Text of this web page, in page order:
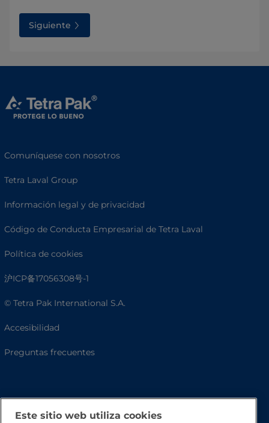
Siguiente
Comuníquese con nosotros
Tetra Laval Group
Información legal y de privacidad
Código de Conducta Empresarial de Tetra Laval
Política de cookies
沪ICP备17056308号-1
© Tetra Pak International S.A.
Accesibilidad
Preguntas frecuentes
Este sitio web utiliza cookies